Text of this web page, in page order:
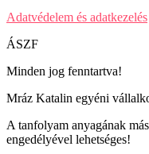
Adatvédelem és adatkezelés
ÁSZF
Minden jog fenntartva!
Mráz Katalin egyéni
A tanfolyam anyagának
engedélyével lehetséges!